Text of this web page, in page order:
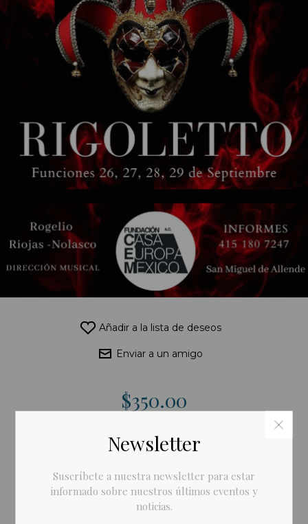
Añadir a la lista de deseos
Enviar a un amigo
$350.00
Añadir al carrito
Compartir:
Newsletter
Suscríbete a nuestra newsletter para estar
informado sobre nuestros últimos eventos y
noticias.